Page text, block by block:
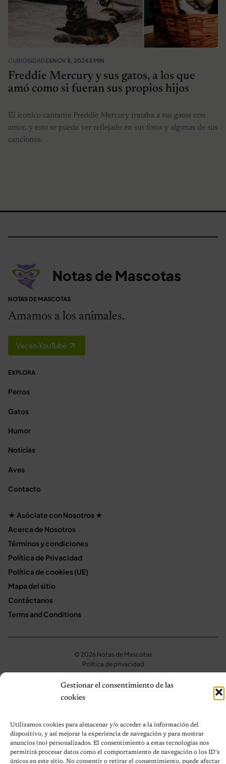
Gestionar el consentimiento de las
cookies
Utilizamos cookies para almacenar y/o acceder a la información del
dispositivo, y así mejorar la experiencia de navegación y para mostrar
anuncios (no) personalizados. El consentimiento a estas tecnologías nos
permitirá procesar datos como el comportamiento de navegación o los ID's
únicos en este sitio. No consentir o retirar el consentimiento, puede afectar
CURIOSIDADESNOV 8, 20243 MIN
Freddie Mercury y sus gatos, a los que
amó como si fueran sus propios hijos
El íconico cantante Freddie Mercury trataba a sus gatos con
amor, y esto se puede ver reflejado en sus fotos y algunas de sus
canciones.
Notas de Mascotas
NOTAS DE MASCOTAS
Amamos a los animales.
Ver en YouTube
EXPLORA
Perros
Gatos
Humor
Noticias
Aves
Contacto
★ Asóciate con Nosotros ★
Acerca de Nosotros
Términos y condiciones
Política de Privacidad
Política de cookies (UE)
Mapa del sitio
Contáctanos
Terms and Conditions
© 2026 Notas de Mascotas
Política de privacidad